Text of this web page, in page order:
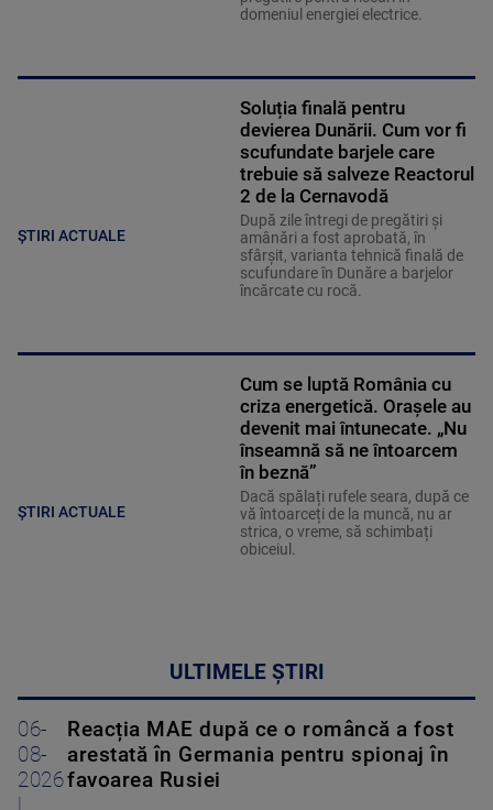
domeniul energiei electrice.
ȘTIRI ACTUALE
Soluția finală pentru
devierea Dunării. Cum vor fi
scufundate barjele care
trebuie să salveze Reactorul
2 de la Cernavodă
După zile întregi de pregătiri și
amânări a fost aprobată, în
sfârșit, varianta tehnică finală de
scufundare în Dunăre a barjelor
încărcate cu rocă.
ȘTIRI ACTUALE
Cum se luptă România cu
criza energetică. Orașele au
devenit mai întunecate. „Nu
înseamnă să ne întoarcem
în beznă”
Dacă spălați rufele seara, după ce
vă întoarceți de la muncă, nu ar
strica, o vreme, să schimbați
obiceiul.
ULTIMELE ȘTIRI
06-
08-
2026
Reacția MAE după ce o româncă a fost
arestată în Germania pentru spionaj în
favoarea Rusiei